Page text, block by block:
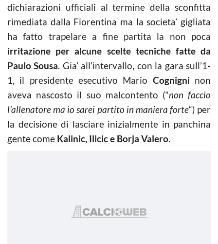
dichiarazioni ufficiali al termine della sconfitta
rimediata dalla Fiorentina ma la societa’ gigliata
ha fatto trapelare a fine partita la non poca
irritazione per alcune scelte tecniche fatte da
Paulo Sousa. Gia’ all’intervallo, con la gara sull’1-
1, il presidente esecutivo Mario Cognigni non
aveva nascosto il suo malcontento (“non faccio
l’allenatore ma io sarei partito in maniera forte“) per
la decisione di lasciare inizialmente in panchina
gente come Kalinic, Ilicic e Borja Valero.